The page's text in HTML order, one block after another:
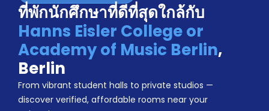
Booking
Accommodation
About
us
Blog
Refer
And
Earn
Become
ที่พักนักศึกษาที่ดีที่สุดใกล้กับ
Hanns Eisler College or
Academy of Music Berlin,
Berlin
From vibrant student halls to private studios —
discover verified, affordable rooms near your